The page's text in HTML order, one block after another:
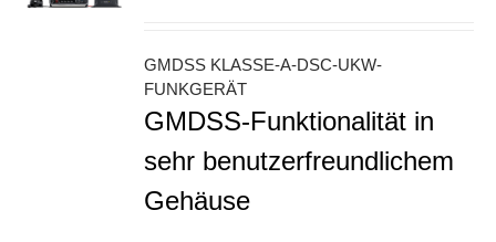
GMDSS KLASSE-A-DSC-UKW-
FUNKGERÄT
GMDSS-Funktionalität in
sehr benutzerfreundlichem
Gehäuse